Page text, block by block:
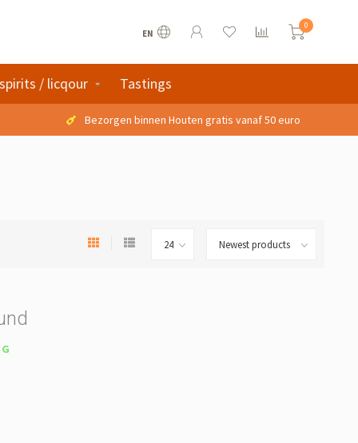
EN
0
/ licqour Tastings
Bezorgen binnen Houten gratis vanaf 50 euro